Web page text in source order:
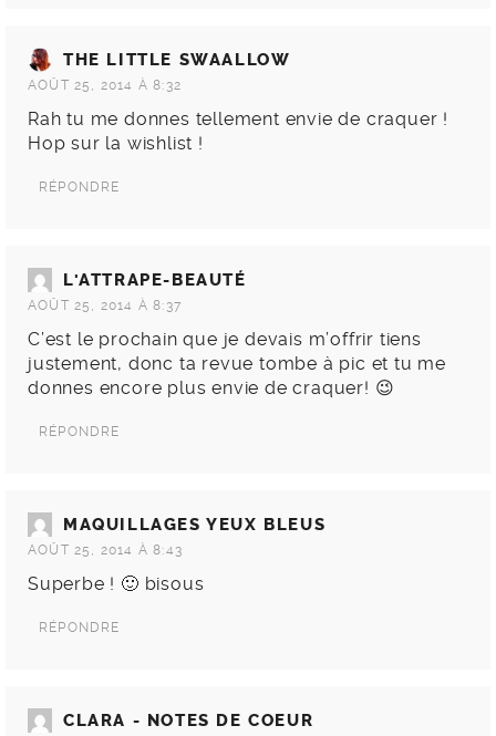
THE LITTLE SWAALLOW
AOÛT 25, 2014 À 8:32
Rah tu me donnes tellement envie de craquer !
Hop sur la wishlist !
RÉPONDRE
L'ATTRAPE-BEAUTÉ
AOÛT 25, 2014 À 8:37
C’est le prochain que je devais m’offrir tiens
justement, donc ta revue tombe à pic et tu me
donnes encore plus envie de craquer! 😉
RÉPONDRE
MAQUILLAGES YEUX BLEUS
AOÛT 25, 2014 À 8:43
Superbe ! 🙂 bisous
RÉPONDRE
CLARA - NOTES DE COEUR